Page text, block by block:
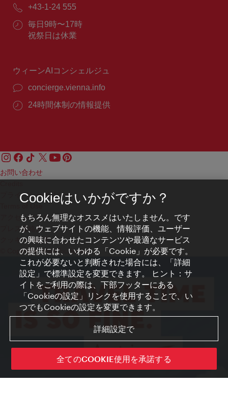
ー
ル：
電
番
号：
+43-1-24 555
営
業
毎日9時〜17時
祝祭日は休業
ウィーンAIコンシェルジュ
concierge.vienna.info
24時間体制の情報提供
お問い合わせ
プライバシーポリシー
アクセシビリティ
プレス連絡先
クッキーの設定
© Copyright WienTourismus
Cookieはいかがですか？
もちろん無理なオススメはいたしません。です
が、ウェブサイトの機能、情報評価、ユーザー
の興味に合わせたコンテンツや最適なサービス
の提供には、いわゆる「Cookie」が必要です。
これが必要ないと判断された場合には、「詳細
設定」で標準設定を変更できます。 ヒント：サ
イトをご利用の際は、下部フッターにある
「Cookieの設定」リンクを使用することで、い
つでもCookieの設定を変更できます。
詳細設定で
全てのCOOKIE使用を承諾する